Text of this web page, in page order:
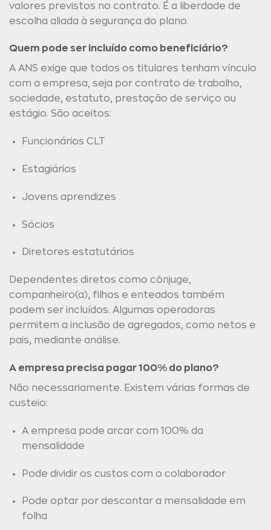
valores previstos no contrato. É a liberdade de
escolha aliada à segurança do plano.
Quem pode ser incluído como beneficiário?
A ANS exige que todos os titulares tenham vínculo
com a empresa, seja por contrato de trabalho,
sociedade, estatuto, prestação de serviço ou
estágio. São aceitos:
Funcionários CLT
Estagiários
Jovens aprendizes
Sócios
Diretores estatutários
Dependentes diretos como cônjuge,
companheiro(a), filhos e enteados também
podem ser incluídos. Algumas operadoras
permitem a inclusão de agregados, como netos e
pais, mediante análise.
A empresa precisa pagar 100% do plano?
Não necessariamente. Existem várias formas de
custeio:
A empresa pode arcar com 100% da
mensalidade
Pode dividir os custos com o colaborador
Pode optar por descontar a mensalidade em
folha